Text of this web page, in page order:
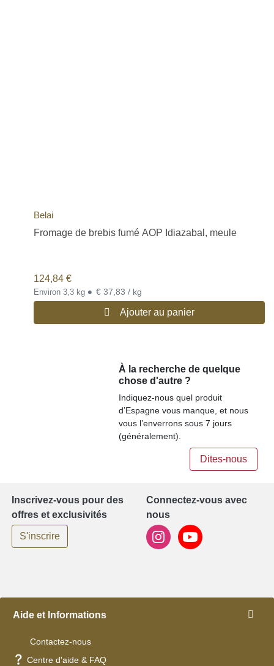
Belai
Fromage de brebis fumé AOP Idiazabal, meule
124,84 €
Environ 3,3 kg • € 37,83 / kg
Ajouter au panier
À la recherche de quelque
chose d'autre ?
Indiquez-nous quel produit
d’Espagne vous manque, et nous
vous l’enverrons sous 7 jours
(généralement).
Dites-nous
Inscrivez-vous pour des
offres et exclusivités
S'inscrire
Connectez-vous avec
nous
Aide et Informations
Contactez-nous
Centre d'aide & FAQ